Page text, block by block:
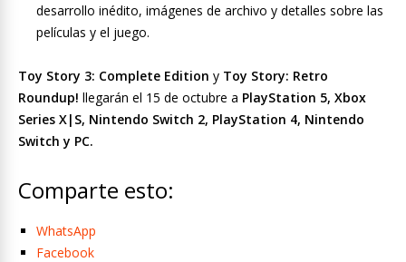
desarrollo inédito, imágenes de archivo y detalles sobre las
películas y el juego.
Toy Story 3: Complete Edition y Toy Story: Retro
Roundup! llegarán el 15 de octubre a PlayStation 5, Xbox
Series X|S, Nintendo Switch 2, PlayStation 4, Nintendo
Switch y PC.
Comparte esto:
WhatsApp
Facebook